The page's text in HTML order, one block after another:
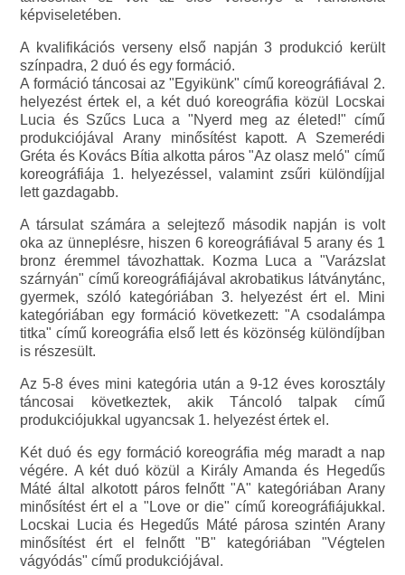
képviseletében.
A kvalifikációs verseny első napján 3 produkció került
színpadra, 2 duó és egy formáció.
A formáció táncosai az "Egyikünk" című koreográfiával 2.
helyezést értek el, a két duó koreográfia közül Locskai
Lucia és Szűcs Luca a "Nyerd meg az életed!" című
produkciójával Arany minősítést kapott. A Szemerédi
Gréta és Kovács Bítia alkotta páros "Az olasz meló" című
koreográfiája 1. helyezéssel, valamint zsűri különdíjjal
lett gazdagabb.
A társulat számára a selejtező második napján is volt
oka az ünneplésre, hiszen 6 koreográfiával 5 arany és 1
bronz éremmel távozhattak. Kozma Luca a "Varázslat
szárnyán" című koreográfiájával akrobatikus látványtánc,
gyermek, szóló kategóriában 3. helyezést ért el. Mini
kategóriában egy formáció következett: "A csodalámpa
titka" című koreográfia első lett és közönség különdíjban
is részesült.
Az 5-8 éves mini kategória után a 9-12 éves korosztály
táncosai következtek, akik Táncoló talpak című
produkciójukkal ugyancsak 1. helyezést értek el.
Két duó és egy formáció koreográfia még maradt a nap
végére. A két duó közül a Király Amanda és Hegedűs
Máté által alkotott páros felnőtt "A" kategóriában Arany
minősítést ért el a "Love or die" című koreográfiájukkal.
Locskai Lucia és Hegedűs Máté párosa szintén Arany
minősítést ért el felnőtt "B" kategóriában "Végtelen
vágyódás" című produkciójával.